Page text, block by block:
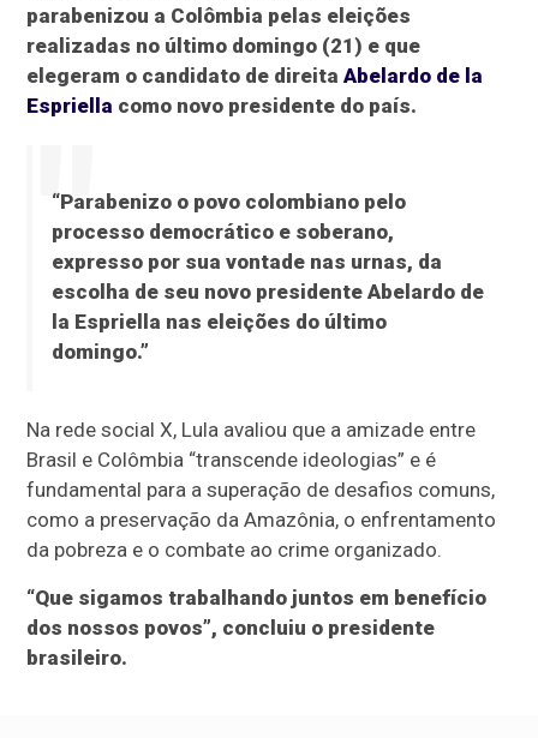
parabenizou a Colômbia pelas eleições
realizadas no último domingo (21) e que
elegeram o candidato de direitaAbelardo de la
Espriella como novo presidente do país.
“Parabenizo o povo colombiano pelo
processo democrático e soberano,
expresso por sua vontade nas urnas, da
escolha de seu novo presidente Abelardo de
la Espriella nas eleições do último
domingo.”
Na rede social X, Lula avaliou que a amizade entre
Brasil e Colômbia “transcende ideologias” e é
fundamental para a superação de desafios comuns,
como a preservação da Amazônia, o enfrentamento
da pobreza e o combate ao crime organizado.
“Que sigamos trabalhando juntos em benefício
dos nossos povos”, concluiu o presidente
brasileiro.